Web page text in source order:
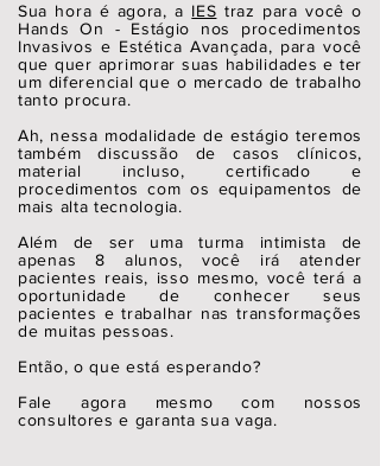
Sua hora é agora, a IES traz para você o
Hands On - Estágio nos procedimentos
Invasivos e Estética Avançada, para você
que quer aprimorar suas habilidades e ter
um diferencial que o mercado de trabalho
tanto procura.
Ah, nessa modalidade de estágio teremos
também discussão de casos clínicos,
material incluso, certificado e
procedimentos com os equipamentos de
mais alta tecnologia.
Além de ser uma turma intimista de
apenas 8 alunos, você irá atender
pacientes reais, isso mesmo, você terá a
oportunidade de conhecer seus
pacientes e trabalhar nas transformações
de muitas pessoas.
Então, o que está esperando?
Fale agora mesmo com nossos
consultores e garanta sua vaga.